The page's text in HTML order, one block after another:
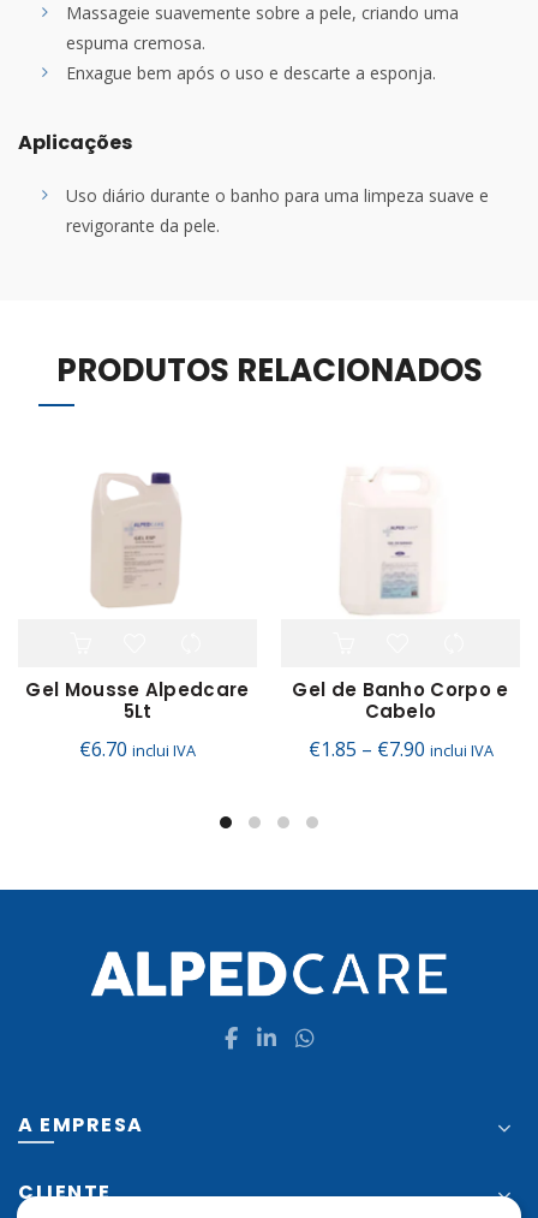
Massageie suavemente sobre a pele, criando uma
espuma cremosa.
Enxague bem após o uso e descarte a esponja.
Aplicações
Uso diário durante o banho para uma limpeza suave e
revigorante da pele.
PRODUTOS RELACIONADOS
Gel Mousse Alpedcare
5Lt
€6.70 inclui IVA
has
multiple
variants.
The
on
product
page
Gel de Banho Corpo e
Cabelo
€1.85 – €7.90Price
inclui IVA
A EMPRESA
CLIENTE